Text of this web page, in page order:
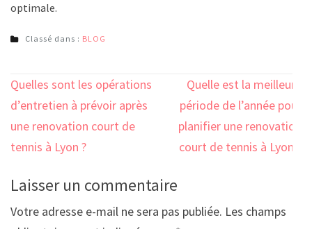
optimale.
Classé dans : BLOG
Navigation
de
l’article
Quelles sont les opérations
d’entretien à prévoir après
une renovation court de
tennis à Lyon ?
Quelle est la meilleure
période de l’année pour
planifier une renovation
court de tennis à Lyon ?
Laisser un commentaire
Votre adresse e-mail ne sera pas publiée. Les champs